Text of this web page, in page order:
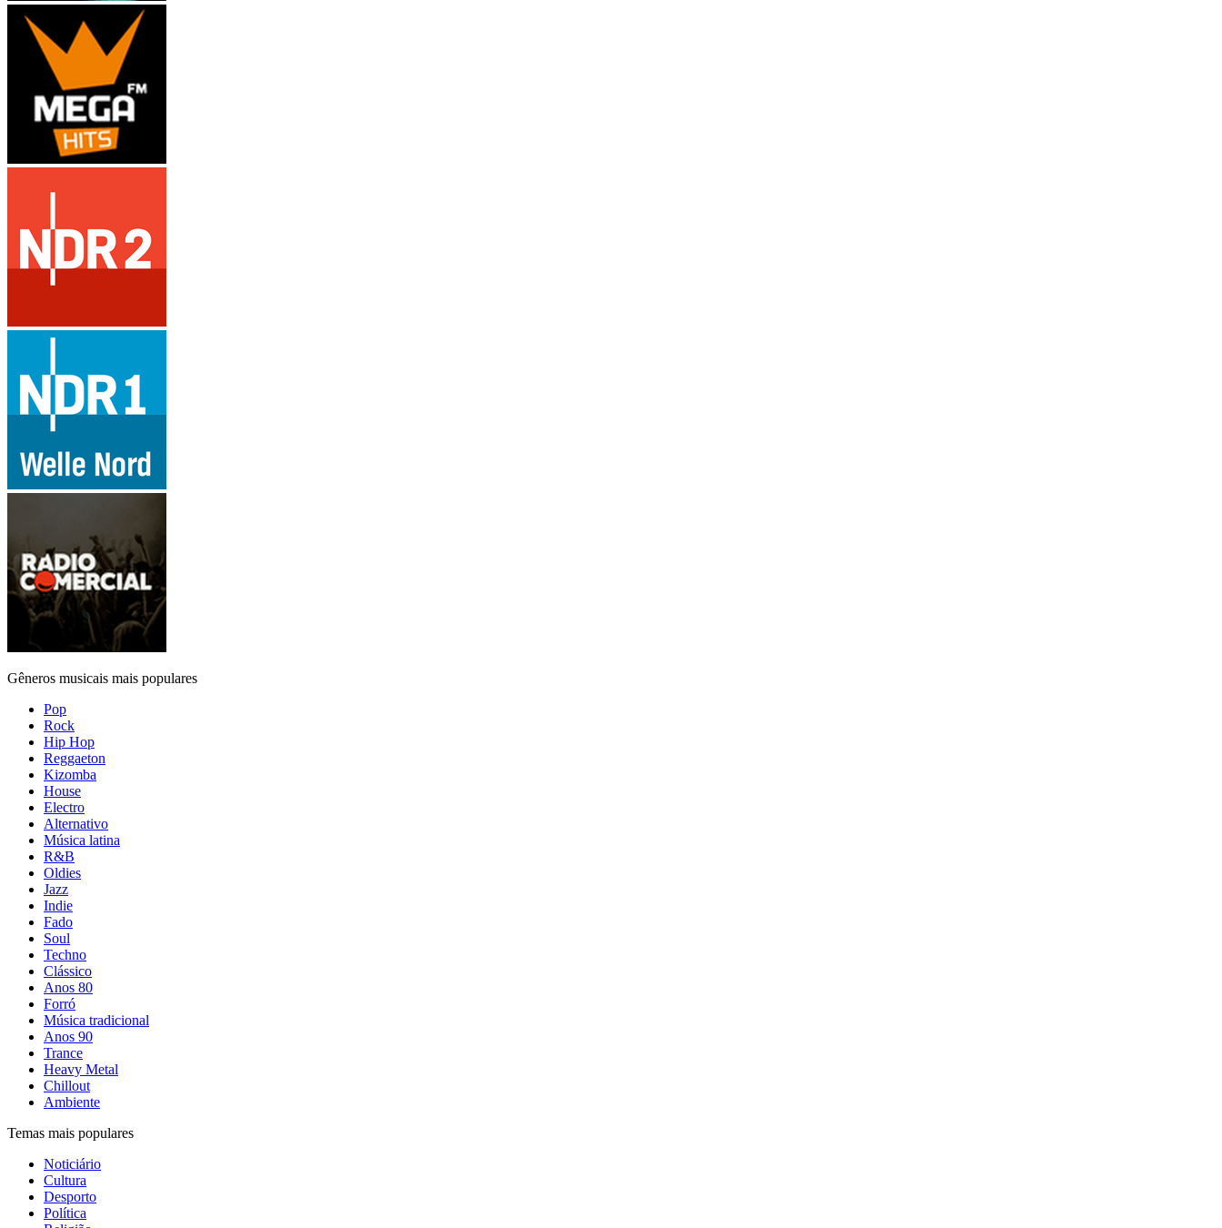
Gêneros musicais mais populares
Pop
Rock
Hip Hop
Reggaeton
Kizomba
House
Electro
Alternativo
Música latina
R&B
Oldies
Jazz
Indie
Fado
Soul
Techno
Clássico
Anos 80
Forró
Música tradicional
Anos 90
Trance
Heavy Metal
Chillout
Ambiente
Temas mais populares
Noticiário
Cultura
Desporto
Política